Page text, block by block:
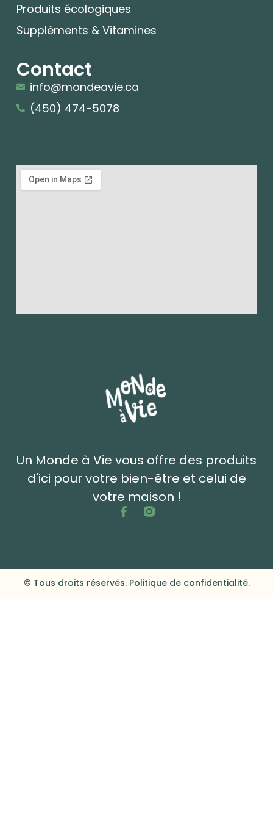
Un Monde à Vie vous offre des produits
d'ici pour votre bien-être et celui de
votre maison !
Produits écologiques
Suppléments & Vitamines
Contact
info@mondeavie.ca
(450) 474-5078
© Tous droits réservés. Politique de confidentialité.